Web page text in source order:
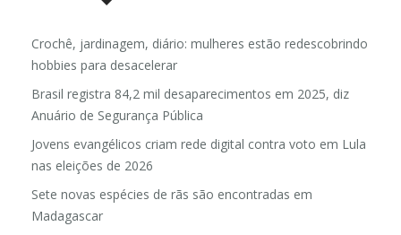
Crochê, jardinagem, diário: mulheres estão redescobrindo
hobbies para desacelerar
Brasil registra 84,2 mil desaparecimentos em 2025, diz
Anuário de Segurança Pública
Jovens evangélicos criam rede digital contra voto em Lula
nas eleições de 2026
Sete novas espécies de rãs são encontradas em
Madagascar